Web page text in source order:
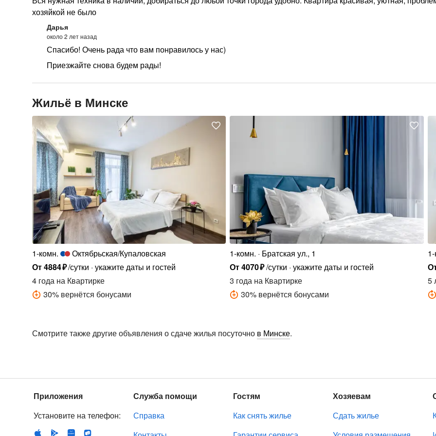
хозяйкой не было
Дарья
около 2 лет назад
Спасибо! Очень рада что вам понравилось у нас)
Приезжайте снова будем рады!
Жильё в Минске
1-комн.
Октябрьская/Купаловская
От4884₽/сутки укажите даты и гостей
4 годана Квартирке
30% вернётся бонусами
1-комн.
Братская ул., 1
От4070₽/сутки укажите даты и гостей
3 года на Квартирке
30% вернётся бонусами
5
Смотрите также другие объявления о сдаче жилья посуточно в Минске.
Приложения
Установите на телефон:
Служба помощи
Справка
Гостям
Как снять жилье
Хозяевам
Сдать жилье